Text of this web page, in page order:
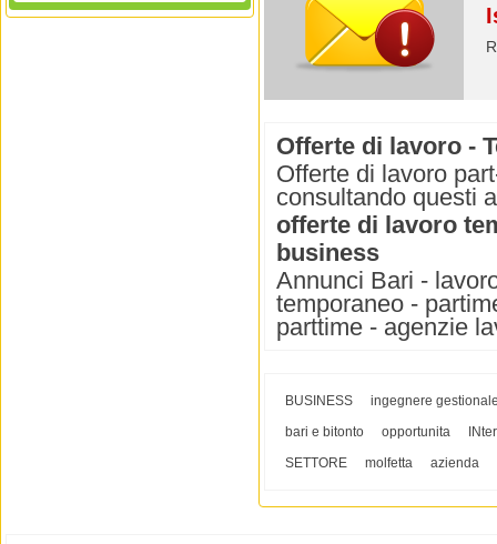
Offerte di lavoro -
Offerte di lavoro
consultando questi
offerte di lavoro
business
Annunci Bari -
temporaneo -
parttime - agenzie
BUSINESS
ingegnere
bari e bitonto
opportunita
SETTORE
molfetta azienda